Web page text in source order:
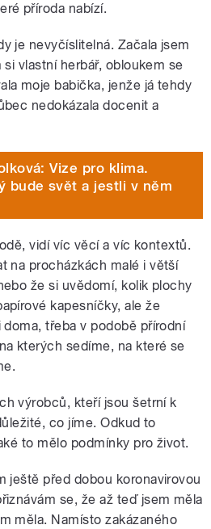
příroda nabízí.
je nevyčíslitelná. Začala jsem
vlastní herbář, obloukem se
moje babička, jenže já tehdy
nedokázala docenit a
Vize pro klima.
bude svět a jestli v něm
vidí víc věcí a víc kontextů.
na procházkách malé i větší
že si uvědomí, kolik plochy
kapesníčky, ale že
třeba v podobě přírodní
kterých sedíme, na které se
výrobců, kteří jsou šetrní k
co jíme. Odkud to
to mělo podmínky pro život.
ještě před dobou koronavirovou
se, že až teď jsem měla
měla. Namísto zakázaného